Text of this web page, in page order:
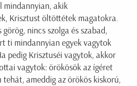
akik
Krisztust öltöttétek magatokra.
nincs szolga és szabad,
ti mindannyian egyek vagytok
pedig Krisztuséi vagytok, akkor
vagytok: örökösök az ígéret
tehát, ameddig az örökös kiskorú,